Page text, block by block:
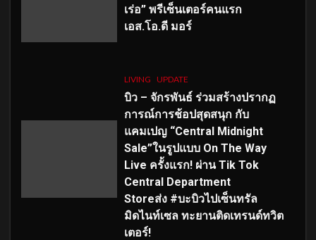
เร่อ” พรีเซ็นเตอร์คนแรก
เอส.โอ.ดี มอร์
LIVING UPDATE
บิว – จักรพันธ์ ร่วมสร้างปรากฏ
การณ์การช้อปสุดสนุก กับ
แคมเปญ “Central Midnight
Sale”ในรูปแบบ On The Way
Live ครั้งแรก! ผ่าน Tik Tok
Central Department
Storeส่ง #บะบิวไปเซ็นทรัล
มิดไนท์เซล ทะยานติดเทรนด์ทวิต
เตอร์!